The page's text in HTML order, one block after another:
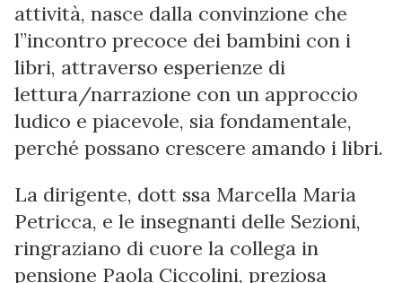
attività, nasce dalla convinzione che
l”incontro precoce dei bambini con i
libri, attraverso esperienze di
lettura/narrazione con un approccio
ludico e piacevole, sia fondamentale,
perché possano crescere amando i libri.
La dirigente, dott ssa Marcella Maria
Petricca, e le insegnanti delle Sezioni,
ringraziano di cuore la collega in
pensione Paola Ciccolini, preziosa